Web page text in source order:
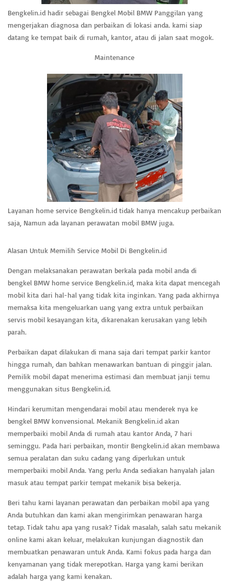
Bengkelin.id hadir sebagai Bengkel Mobil BMW Panggilan yang
mengerjakan diagnosa dan perbaikan di lokasi anda. kami siap
datang ke tempat baik di rumah, kantor, atau di jalan saat mogok.
Maintenance
Layanan home service Bengkelin.id tidak hanya mencakup perbaikan
saja, Namun ada layanan perawatan mobil BMW juga.
Alasan Untuk Memilih Service Mobil Di Bengkelin.id
Dengan melaksanakan perawatan berkala pada mobil anda di
bengkel BMW home service Bengkelin.id, maka kita dapat mencegah
mobil kita dari hal-hal yang tidak kita inginkan. Yang pada akhirnya
memaksa kita mengeluarkan uang yang extra untuk perbaikan
servis mobil kesayangan kita, dikarenakan kerusakan yang lebih
parah.
Perbaikan dapat dilakukan di mana saja dari tempat parkir kantor
hingga rumah, dan bahkan menawarkan bantuan di pinggir jalan.
Pemilik mobil dapat menerima estimasi dan membuat janji temu
menggunakan situs Bengkelin.id.
Hindari kerumitan mengendarai mobil atau menderek nya ke
bengkel BMW konvensional. Mekanik Bengkelin.id akan
memperbaiki mobil Anda di rumah atau kantor Anda, 7 hari
seminggu. Pada hari perbaikan, montir Bengkelin.id akan membawa
semua peralatan dan suku cadang yang diperlukan untuk
memperbaiki mobil Anda. Yang perlu Anda sediakan hanyalah jalan
masuk atau tempat parkir tempat mekanik bisa bekerja.
Beri tahu kami layanan perawatan dan perbaikan mobil apa yang
Anda butuhkan dan kami akan mengirimkan penawaran harga
tetap. Tidak tahu apa yang rusak? Tidak masalah, salah satu mekanik
online kami akan keluar, melakukan kunjungan diagnostik dan
membuatkan penawaran untuk Anda. Kami fokus pada harga dan
kenyamanan yang tidak merepotkan. Harga yang kami berikan
adalah harga yang kami kenakan.